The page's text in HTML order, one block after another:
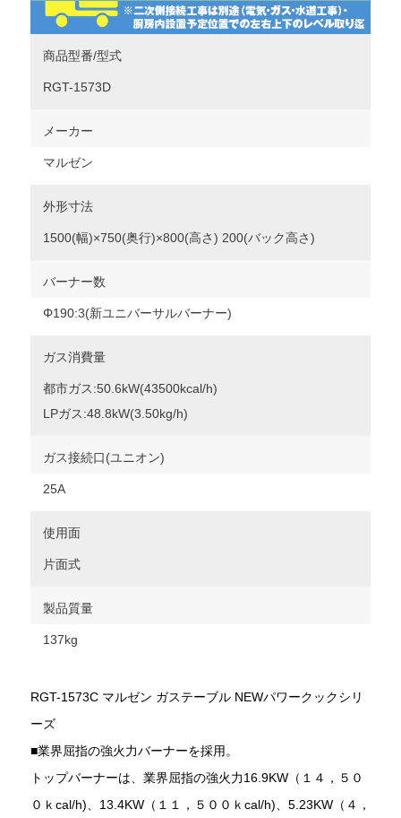
商品型番/型式
RGT-1573D
メーカー
マルゼン
外形寸法
1500(幅)×750(奥行)×800(高さ) 200(バック高さ)
バーナー数
Φ190:3(新ユニバーサルバーナー)
ガス消費量
都市ガス:50.6kW(43500kcal/h)
LPガス:48.8kW(3.50kg/h)
ガス接続口(ユニオン)
25A
使用面
片面式
製品質量
137kg
RGT-1573C マルゼン ガステーブル NEWパワークックシリ
ーズ
■業界屈指の強火力バーナーを採用。
トップバーナーは、業界屈指の強火力16.9KW（１４，５０
０ｋcal/h)、13.4KW（１１，５００ｋcal/h)、5.23KW（４，